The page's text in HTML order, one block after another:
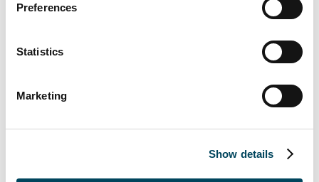
Preferences
Statistics
Marketing
Show details
Michel Fischier